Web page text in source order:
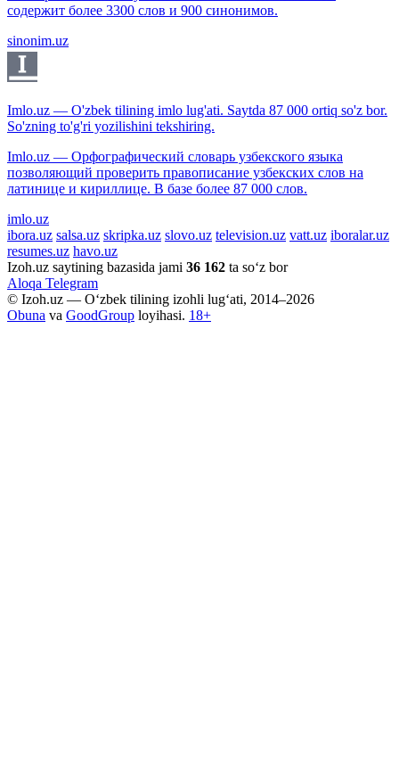
содержит более 3300 слов и 900 синонимов.
sinonim.uz
Imlo.uz — O'zbek tilining imlo lug'ati. Saytda 87 000 ortiq so'z bor.
So'zning to'g'ri yozilishini tekshiring.
Imlo.uz — Орфографический словарь узбекского языка
позволяющий проверить правописание узбекских слов на
латинице и кириллице. В базе более 87 000 слов.
imlo.uz
ibora.uz salsa.uz skripka.uz slovo.uz television.uz vatt.uz iboralar.uz
resumes.uz havo.uz
Izoh.uz saytining bazasida jami 36 162 ta so‘z bor
Aloqa Telegram
© Izoh.uz — O‘zbek tilining izohli lug‘ati, 2014–2026
Obuna va GoodGroup loyihasi. 18+